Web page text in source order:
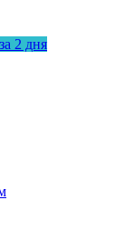
2 дня